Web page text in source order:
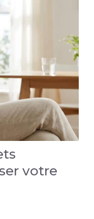
votre